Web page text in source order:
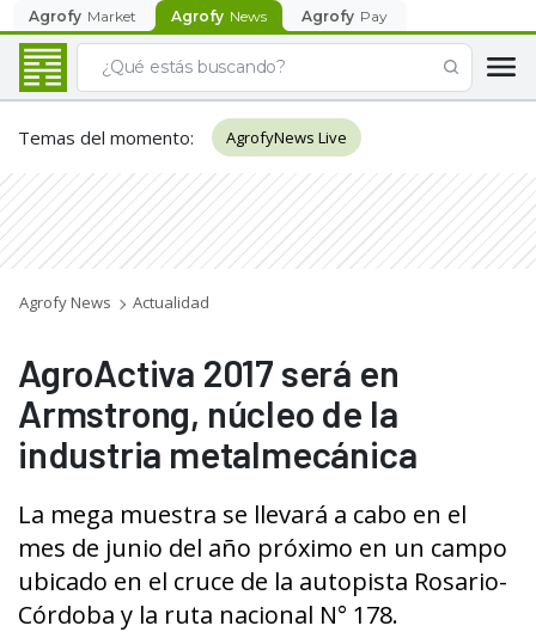
Agrofy Market Agrofy News Agrofy Pay
Temas del momento: AgrofyNews Live
Agrofy News Actualidad
AgroActiva 2017 será en
Armstrong, núcleo de la
industria metalmecánica
La mega muestra se llevará a cabo en el
mes de junio del año próximo en un campo
ubicado en el cruce de la autopista Rosario-
Córdoba y la ruta nacional N° 178.